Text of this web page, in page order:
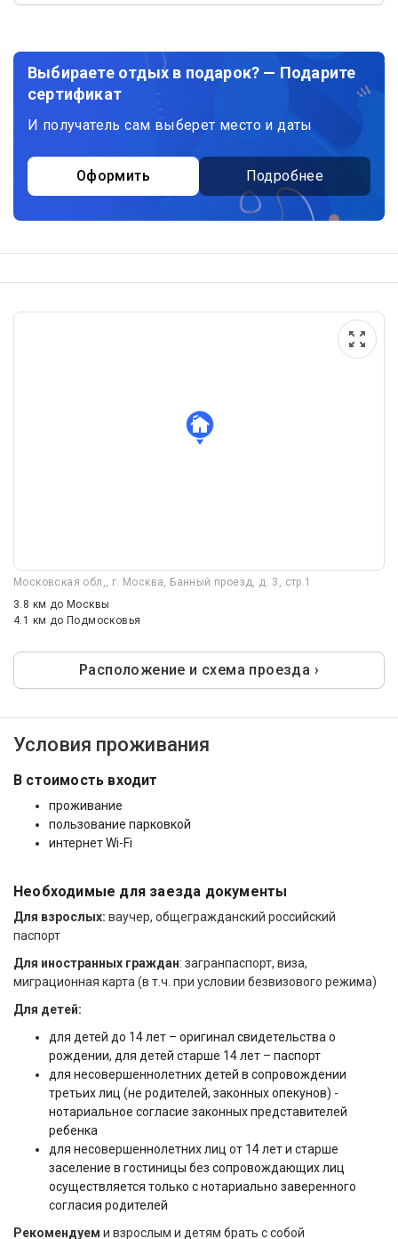
Выбираете отдых в подарок? — Подарите
сертификат
И получатель сам выберет место и даты
Оформить Подробнее
Московская обл,, г. Москва, Банный проезд, д. 3, стр.1
3.8 км до Москвы
4.1 км до Подмосковья
Расположение и схема проезда ›
Условия проживания
В стоимость входит
проживание
пользование парковкой
интернет Wi-Fi
Необходимые для заезда документы
Для взрослых: ваучер, общегражданский российский
паспорт
Для иностранных граждан: загранпаспорт, виза,
миграционная карта (в т.ч. при условии безвизового режима)
Для детей:
для детей до 14 лет – оригинал свидетельства о
рождении, для детей старше 14 лет – паспорт
для несовершеннолетних детей в сопровождении
третьих лиц (не родителей, законных опекунов) -
нотариальное согласие законных представителей
ребенка
для несовершеннолетних лиц от 14 лет и старше
заселение в гостиницы без сопровождающих лиц
осуществляется только с нотариально заверенного
согласия родителей
Рекомендуем и взрослым и детям брать с собой